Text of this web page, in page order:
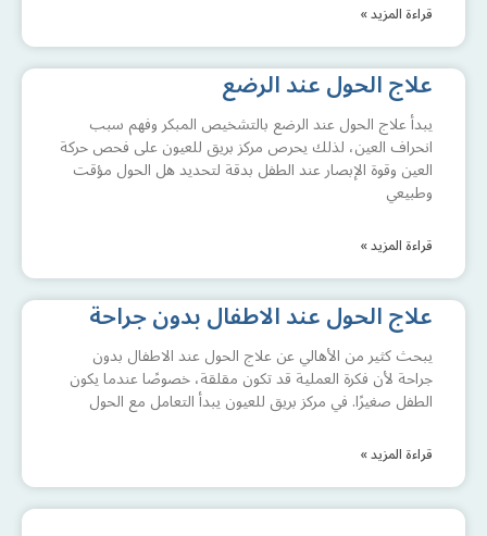
قراءة المزيد »
علاج الحول عند الرضع
يبدأ علاج الحول عند الرضع بالتشخيص المبكر وفهم سبب
انحراف العين، لذلك يحرص مركز بريق للعيون على فحص حركة
العين وقوة الإبصار عند الطفل بدقة لتحديد هل الحول مؤقت
وطبيعي
قراءة المزيد »
علاج الحول عند الاطفال بدون جراحة
يبحث كثير من الأهالي عن علاج الحول عند الاطفال بدون
جراحة لأن فكرة العملية قد تكون مقلقة، خصوصًا عندما يكون
الطفل صغيرًا. في مركز بريق للعيون يبدأ التعامل مع الحول
قراءة المزيد »